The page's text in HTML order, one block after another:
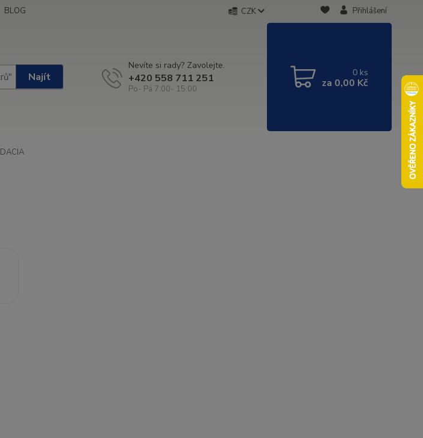
BLOG CZK Přihlášení
Najít
Nevíte si rady? Zavolejte.
+420 558 711 251
Po- Pá 7:00- 15:00
0 ks
za 0,00 Kč
DACIA